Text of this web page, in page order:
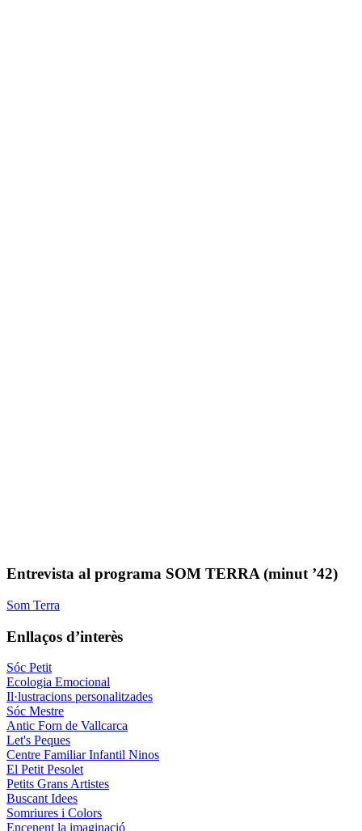
Entrevista al programa SOM TERRA (minut ’42)
Som Terra
Enllaços d’interès
Sóc Petit
Ecologia Emocional
Il·lustracions personalitzades
Sóc Mestre
Antic Forn de Vallcarca
Let's Peques
Centre Familiar Infantil Ninos
El Petit Pesolet
Petits Grans Artistes
Buscant Idees
Somriures i Colors
Encenent la imaginació